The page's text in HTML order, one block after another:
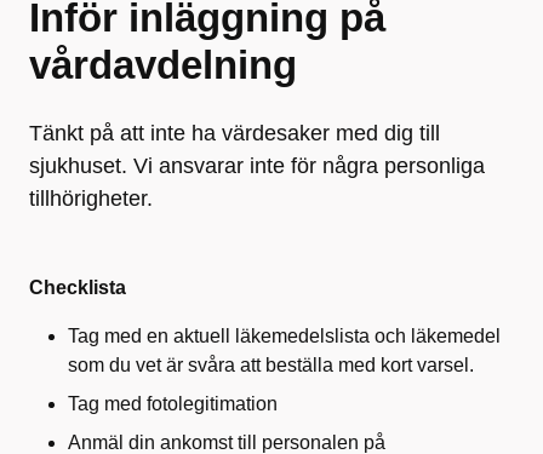
Inför inläggning på
vårdavdelning
Tänkt på att inte ha värdesaker med dig till
sjukhuset. Vi ansvarar inte för några personliga
tillhörigheter.
Checklista
Tag med en aktuell läkemedelslista och läkemedel
som du vet är svåra att beställa med kort varsel.
Tag med fotolegitimation
Anmäl din ankomst till personalen på